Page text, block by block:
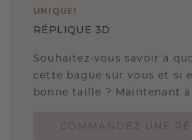
UNIQUE !
RÉPLIQUE 3D
Souhaitez-vous savoir à
cette bague sur vous et si
bonne taille ? Maintenant